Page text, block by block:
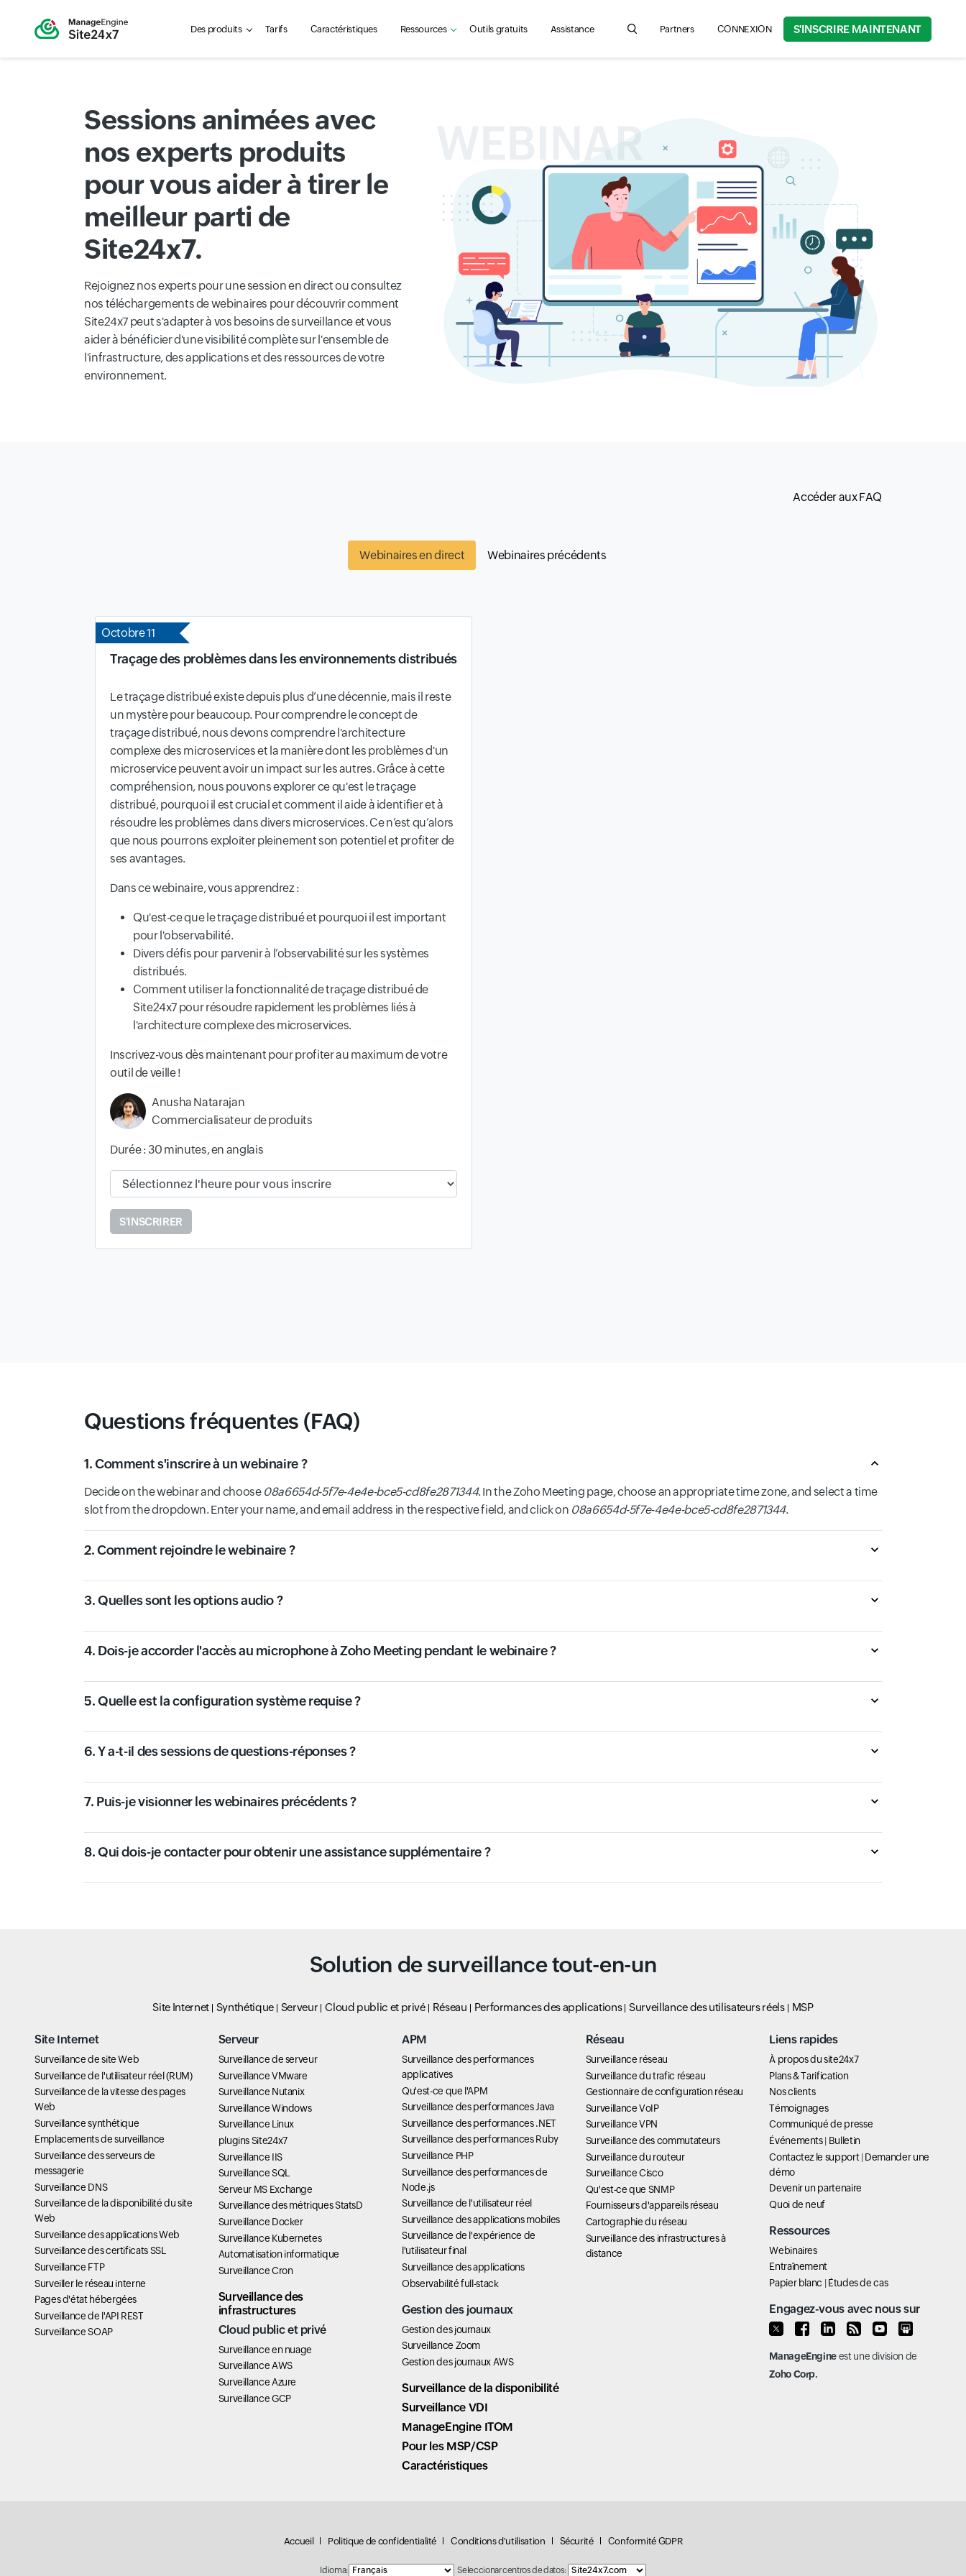
Des produits Tarifs Caractéristiques Ressources Outils gratuits Assistance Search for product information, help articles, and more...
Partners CONNEXION S'INSCRIRE MAINTENANT
Sessions animées avec
nos experts produits
pour vous aider à tirer le
meilleur parti de
Site24x7.
Rejoignez nos experts pour une session en direct ou consultez
nos téléchargements de webinaires pour découvrir comment
Site24x7 peut s'adapter à vos besoins de surveillance et vous
aider à bénéficier d'une visibilité complète sur l'ensemble de
l'infrastructure, des applications et des ressources de votre
environnement.
Accéder aux FAQ
Webinaires en direct Webinaires précédents
Octobre 11
Traçage des problèmes dans les environnements distribués
Le traçage distribué existe depuis plus d’une décennie, mais il reste
un mystère pour beaucoup. Pour comprendre le concept de
traçage distribué, nous devons comprendre l'architecture
complexe des microservices et la manière dont les problèmes d'un
microservice peuvent avoir un impact sur les autres. Grâce à cette
compréhension, nous pouvons explorer ce qu'est le traçage
distribué, pourquoi il est crucial et comment il aide à identifier et à
résoudre les problèmes dans divers microservices. Ce n’est qu’alors
que nous pourrons exploiter pleinement son potentiel et profiter de
ses avantages.
Dans ce webinaire, vous apprendrez :
Qu'est-ce que le traçage distribué et pourquoi il est important
pour l'observabilité.
Divers défis pour parvenir à l’observabilité sur les systèmes
distribués.
Comment utiliser la fonctionnalité de traçage distribué de
Site24x7 pour résoudre rapidement les problèmes liés à
l'architecture complexe des microservices.
Inscrivez-vous dès maintenant pour profiter au maximum de votre
outil de veille !
Anusha Natarajan
Commercialisateur de produits
Durée : 30 minutes, en anglais
Heure et fuseau horaire disponibles :
S'INSCRIRER
Questions fréquentes (FAQ)
1. Comment s'inscrire à un webinaire ?
Decide on the webinar and choose 08a6654d-5f7e-4e4e-bce5-cd8fe2871344. In the Zoho Meeting page, choose an appropriate time zone, and select a time
slot from the dropdown. Enter your name, and email address in the respective field, and click on 08a6654d-5f7e-4e4e-bce5-cd8fe2871344.
2. Comment rejoindre le webinaire ?
3. Quelles sont les options audio ?
4. Dois-je accorder l'accès au microphone à Zoho Meeting pendant le webinaire ?
5. Quelle est la configuration système requise ?
6. Y a-t-il des sessions de questions-réponses ?
7. Puis-je visionner les webinaires précédents ?
8. Qui dois-je contacter pour obtenir une assistance supplémentaire ?
Solution de surveillance tout-en-un
Site Internet Synthétique Serveur Cloud public et privé Réseau Performances des applications Surveillance des utilisateurs réels MSP
Site Internet
Surveillance de site Web
Surveillance de l'utilisateur réel (RUM)
Surveillance de la vitesse des pages
Web
Surveillance synthétique
Emplacements de surveillance
Surveillance des serveurs de
messagerie
Surveillance DNS
Surveillance de la disponibilité du site
Web
Surveillance des applications Web
Surveillance des certificats SSL
Surveillance FTP
Surveiller le réseau interne
Pages d'état hébergées
Surveillance de l'API REST
Surveillance SOAP
Serveur
Surveillance de serveur
Surveillance VMware
Surveillance Nutanix
Surveillance Windows
Surveillance Linux
plugins Site24x7
Surveillance IIS
Surveillance SQL
Serveur MS Exchange
Surveillance des métriques StatsD
Surveillance Docker
Surveillance Kubernetes
Automatisation informatique
Surveillance Cron
Surveillance des
infrastructures
Cloud public et privé
Surveillance en nuage
Surveillance AWS
Surveillance Azure
Surveillance GCP
APM
Surveillance des performances
applicatives
Qu'est-ce que l'APM
Surveillance des performances Java
Surveillance des performances .NET
Surveillance des performances Ruby
Surveillance PHP
Surveillance des performances de
Node.js
Surveillance de l'utilisateur réel
Surveillance des applications mobiles
Surveillance de l'expérience de
l'utilisateur final
Surveillance des applications
Observabilité full-stack
Gestion des journaux
Gestion des journaux
Surveillance Zoom
Gestion des journaux AWS
Surveillance de la disponibilité
Surveillance VDI
ManageEngine ITOM
Pour les MSP/CSP
Caractéristiques
Réseau
Surveillance réseau
Surveillance du trafic réseau
Gestionnaire de configuration réseau
Surveillance VoIP
Surveillance VPN
Surveillance des commutateurs
Surveillance du routeur
Surveillance Cisco
Qu'est-ce que SNMP
Fournisseurs d'appareils réseau
Cartographie du réseau
Surveillance des infrastructures à
distance
Liens rapides
À propos du site24x7
Plans & Tarification
Nos clients
Témoignages
Communiqué de presse
Événements| Bulletin
Contactez le support|Demander une
démo
Devenir un partenaire
Quoi de neuf
Ressources
Webinaires
Entraînement
Papier blanc |Études de cas
Engagez-vous avec nous sur
ManageEngineest une division de
Zoho Corp.
Accueil Politique de confidentialité Conditions d'utilisation Sécurité Conformité GDPR
Idioma: Seleccionar centros de datos: